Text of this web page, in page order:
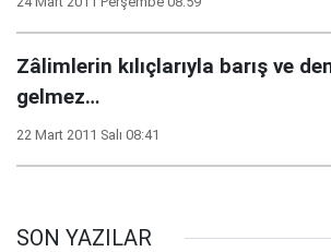
Zâlimlerin kılıçlarıyla barış ve
gelmez…
22 Mart 2011 Salı 08:41
SON YAZILAR